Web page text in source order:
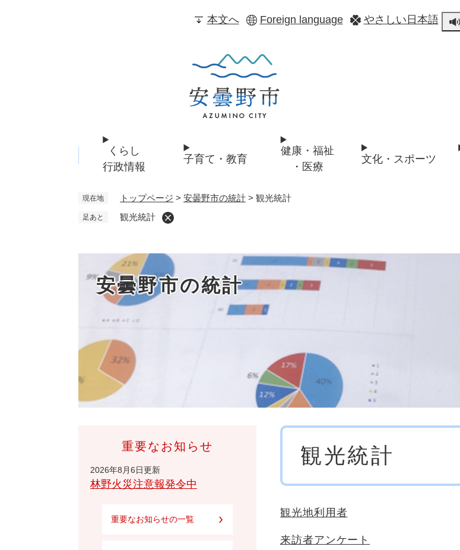
本文へ Foreign language やさしい日本語
くらし
行政情報
子育て・教育
健康・福祉
・医療
文化・スポーツ
現在地 トップページ > 安曇野市の統計 > 観光統計
足あと 観光統計
安曇野市の統計
観光統計
観光地利用者
来訪者アンケート
重要なお知らせ
2026年8月6日更新
林野火災注意報発令中
重要なお知らせの一覧